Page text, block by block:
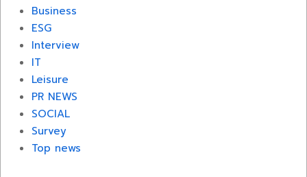
Business
ESG
Interview
IT
Leisure
PR NEWS
SOCIAL
Survey
Top news